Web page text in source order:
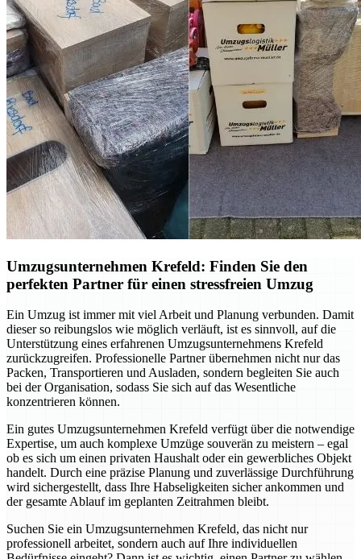
Umzugsunternehmen Krefeld: Finden Sie den
perfekten Partner für einen stressfreien Umzug
Ein Umzug ist immer mit viel Arbeit und Planung verbunden. Damit
dieser so reibungslos wie möglich verläuft, ist es sinnvoll, auf die
Unterstützung eines erfahrenen Umzugsunternehmens Krefeld
zurückzugreifen. Professionelle Partner übernehmen nicht nur das
Packen, Transportieren und Ausladen, sondern begleiten Sie auch
bei der Organisation, sodass Sie sich auf das Wesentliche
konzentrieren können.
Ein gutes Umzugsunternehmen Krefeld verfügt über die notwendige
Expertise, um auch komplexe Umzüge souverän zu meistern – egal
ob es sich um einen privaten Haushalt oder ein gewerbliches Objekt
handelt. Durch eine präzise Planung und zuverlässige Durchführung
wird sichergestellt, dass Ihre Habseligkeiten sicher ankommen und
der gesamte Ablauf im geplanten Zeitrahmen bleibt.
Suchen Sie ein Umzugsunternehmen Krefeld, das nicht nur
professionell arbeitet, sondern auch auf Ihre individuellen